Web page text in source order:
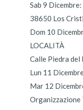
Sab 9
38650 Los
Dom 10
LOCALITÀ
Calle Piedra del
Lun 11
Mar 12
Organizzazione